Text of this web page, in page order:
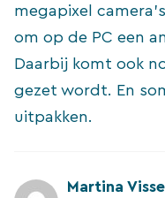
megapixel
om op de PC een
Daarbij komt ook
gezet wordt. En
uitpakken.
Martina